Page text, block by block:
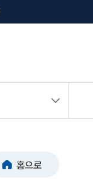
홈으로